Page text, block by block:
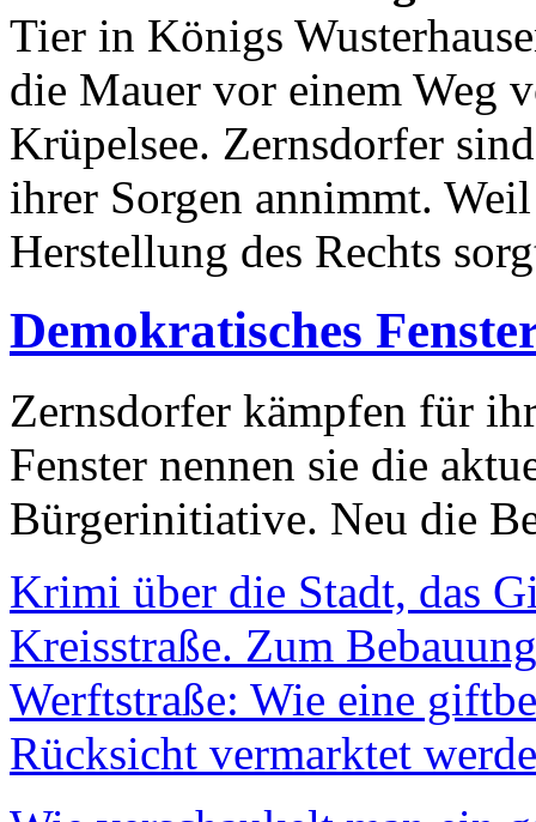
Tier in Königs
die Mauer vor einem Weg
Krüpelsee. Zernsdorfer
ihrer Sorgen annimmt.
Herstellung des Rechts
Demokratisches
Zernsdorfer kämpfen für
Fenster nennen sie die
Bürgerinitiative. Neu die
Krimi über die Stadt, das
Kreisstraße. Zum
Werftstraße: Wie eine
Rücksicht vermarktet